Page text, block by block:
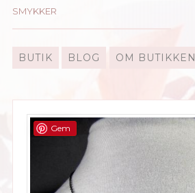
SMYKKER
BUTIK BLOG OM BUTIKKEN
Gem